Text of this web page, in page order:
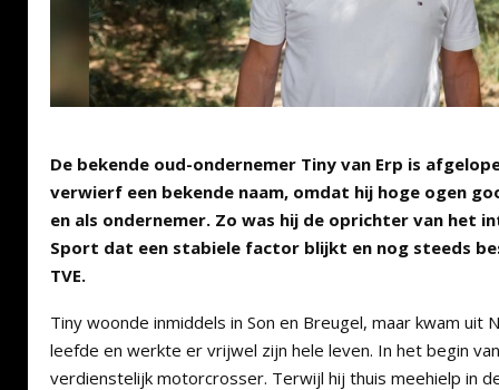
De bekende oud-ondernemer Tiny van Erp is
verwierf een bekende naam, omdat hij hoge ogen
en als ondernemer. Zo was hij de oprichter van het
Sport dat een stabiele factor blijkt en nog steeds
TVE.
Tiny woonde inmiddels in Son en Breugel, maar kwam uit
leefde en werkte er vrijwel zijn hele leven. In het begin
verdienstelijk motorcrosser. Terwijl hij thuis meehielp in